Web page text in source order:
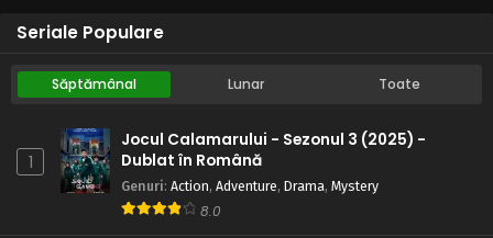
Seriale Populare
Săptămânal Lunar Toate
1
Jocul Calamarului - Sezonul 3 (2025) -
Dublat în Română
Genuri: Action, Adventure, Drama, Mystery
8.0